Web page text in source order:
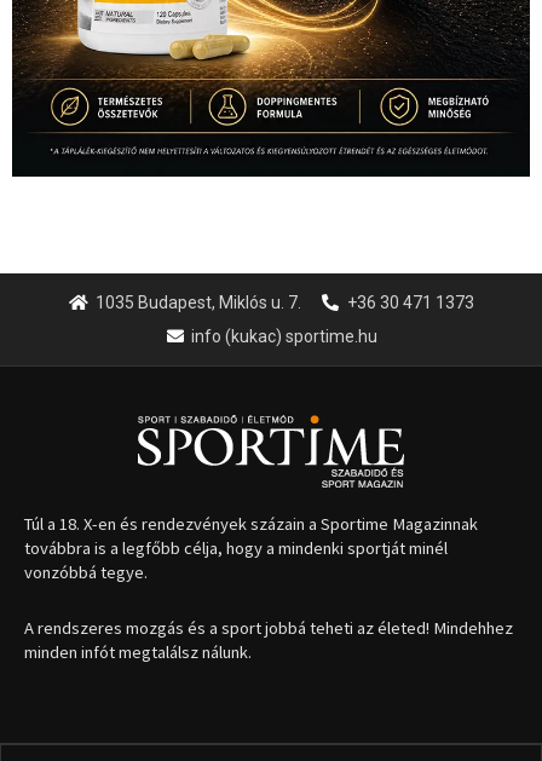
1035 Budapest, Miklós u. 7.
+36 30 471 1373
info (kukac) sportime.hu
Túl a 18. X-en és rendezvények százain a Sportime Magazinnak
továbbra is a legfőbb célja, hogy a mindenki sportját minél
vonzóbbá tegye.
A rendszeres mozgás és a sport jobbá teheti az életed! Mindehhez
minden infót megtalálsz nálunk.